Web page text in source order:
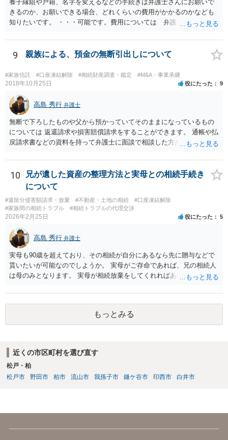
養子縁組や戸籍、名字を変えるなどの手続きは弁護士さんにお願いで
きるのか、お願いできる場合、どれくらいの費用がかかるのかなども
知りたいです。 ・・・可能です。費用については 弁護士と直接面談
ています。 やはり、成人した子のことまでごちゃごちゃ考えず、自分
の事だけ考えるべきなのでしょうか ・・・お子さんの事をまで含め良
い解決案があればお悩みになるのは当然と言えば当然のことです。 彼
と親子関係を結びたいと思っているが、名字は変えたくない・・・養
子縁組の必要があり 氏も変更することになります。 しかし 彼は成人
しているとは言え、自分の子と私の連れ子、全て平等にしたいと希
望。もちろん私もそうできればと思います。 ・・・婚姻前の契約 あ
るいは 遺言書などで その意思を実現する方法はあります。 弁護
士に相談してみてください。
9 親族による、預金の無断引出しについて
#家族信託 #口座凍結解除 #相続財産調査・鑑定 #M&A・事業承継
2018年10月25日 役にたった 9
高島 秀行 弁護士
無断で下ろしたものや父から預かっていてそのままになっているもの
については 返還請求や損害賠償請求をすることができます。 通帳や払
戻請求書などの資料を持って弁護士に面談で相談した方がよいと思い
10
兄が遺した資産の整理方法と実母との相続手続き
について
#遺留分侵害額請求・放棄 #不動産・土地の相続
#口座凍結解除
#家族間の相続トラブル
#相続トラブルの代理交渉
2026年2月25日 役にたった 5
高島 秀行 弁護士
実母も90歳を超えており、その相続が自分にあるなら先に贈与などで
貰いたいが可能なのでしようか。 実母がご存命であれば、兄の相続人
は母のみとなります。 実母が相続放棄をしてくれればあなた方兄弟及
ないと思います。
もっとみる
近くの市区町村を選び直す
松戸・柏
松戸市
野田市 柏市 流山市 我孫子市 鎌ケ谷市 印西市 白井市